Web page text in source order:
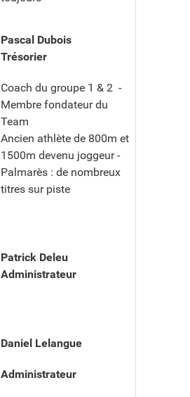
Pascal Dubois
Trésorier
Coach du groupe 1 & 2 -
Membre fondateur du
Team
Ancien athlète de 800m et
1500m devenu joggeur -
Palmarès : de nombreux
titres sur piste
Patrick Deleu
Administrateur
Daniel Lelangue
Administrateur